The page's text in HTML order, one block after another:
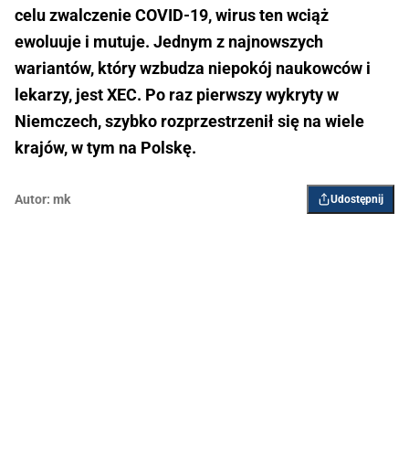
celu zwalczenie COVID-19, wirus ten wciąż
ewoluuje i mutuje. Jednym z najnowszych
wariantów, który wzbudza niepokój naukowców i
lekarzy, jest XEC. Po raz pierwszy wykryty w
Niemczech, szybko rozprzestrzenił się na wiele
krajów, w tym na Polskę.
Autor: mk Udostępnij